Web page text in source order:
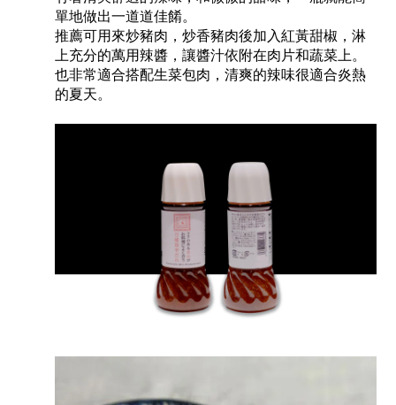
單地做出一道道佳餚。
推薦可用來炒豬肉，炒香豬肉後加入紅黃甜椒，淋
上充分的萬用辣醬，讓醬汁依附在肉片和蔬菜上。
也非常適合搭配生菜包肉，清爽的辣味很適合炎熱
的夏天。